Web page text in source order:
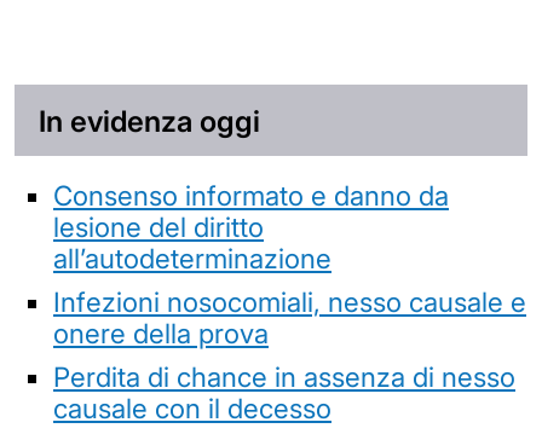
In evidenza oggi
Consenso informato e danno da
lesione del diritto
all’autodeterminazione
Infezioni nosocomiali, nesso causale e
onere della prova
Perdita di chance in assenza di nesso
causale con il decesso